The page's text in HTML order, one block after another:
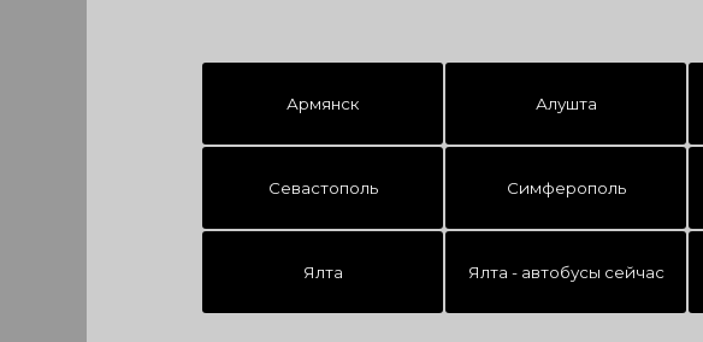
Армянск Алушта
Севастополь Симферополь
Ялта Ялта - автобусы сейчаc